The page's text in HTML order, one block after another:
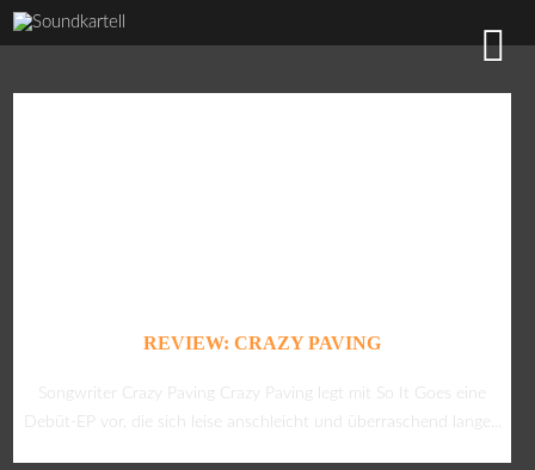
REVIEW: CRAZY PAVING
Songwriter Crazy Paving Crazy Paving legt mit So It Goes eine
Debüt-EP vor, die sich leise anschleicht und überraschend lange...